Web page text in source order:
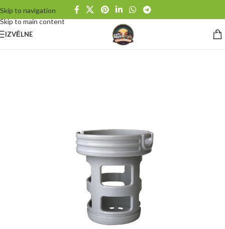
Skip to navigation
Skip to main content
IZVĒLNE